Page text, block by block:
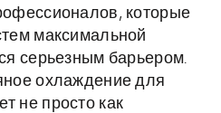
которые
максимальной
серьезным барьером.
охлаждение для
не просто как